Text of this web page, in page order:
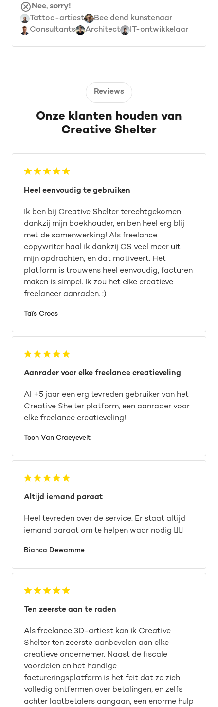
Nee, sorry!
Tattoo-artiest
Beeldend kunstenaar
Consultants
Architect IT-ontwikkelaar
Reviews
Onze klanten houden van
Creative Shelter
Heel eenvoudig te gebruiken
Ik ben bij Creative Shelter terechtgekomen
dankzij mijn boekhouder, en ben heel erg blij
met de samenwerking! Als freelance
copywriter haal ik dankzij CS veel meer uit
mijn opdrachten, en dat motiveert. Het
platform is trouwens heel eenvoudig, facturen
maken is simpel. Ik zou het elke creatieve
freelancer aanraden. :)
Taïs Croes
Aanrader voor elke freelance creatieveling
Al +5 jaar een erg tevreden gebruiker van het
Creative Shelter platform, een aanrader voor
elke freelance creatieveling!
Toon Van Craeyevelt
Altijd iemand paraat
Heel tevreden over de service. Er staat altijd
iemand paraat om te helpen waar nodig 👌🏼
Bianca Dewamme
Ten zeerste aan te raden
Als freelance 3D-artiest kan ik Creative
Shelter ten zeerste aanbevelen aan elke
creatieve ondernemer. Naast de fiscale
voordelen en het handige
factureringsplatform is het feit dat ze zich
volledig ontfermen over betalingen, en zelfs
achter laatbetalers aangaan, een enorme hulp